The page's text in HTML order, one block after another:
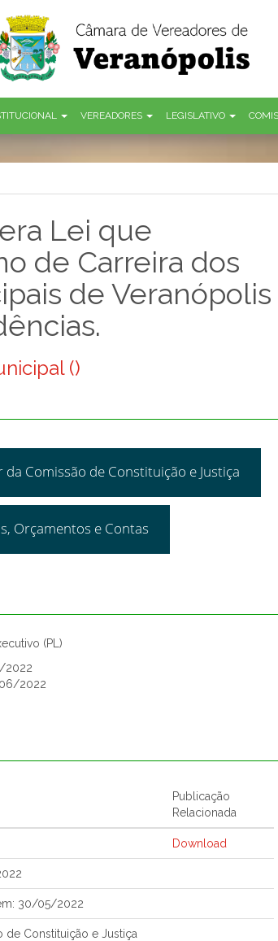
VEREADORES LEGISLATIVO
Lei que
de Carreira dos
de Veranópolis
()
da Comissão de Constituição e Justiça
Orçamentos e Contas
(PL)
2022
2022
Publicação
Relacionada
Download
30/05/2022
de Constituição e Justiça